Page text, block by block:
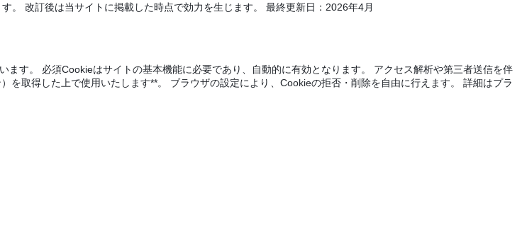
。 改訂後は当サイトに掲載した時点で効力を生じます。 最終更新日：2026年4月
す。 必須Cookieはサイトの基本機能に必要であり、自動的に有効となります。 アクセス解析や第三者送信を伴
を取得した上で使用いたします**。 ブラウザの設定により、Cookieの拒否・削除を自由に行えます。 詳細はプラ